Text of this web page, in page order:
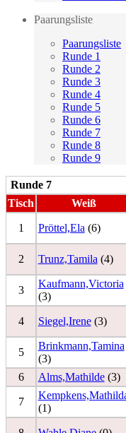
Paarungsliste
Paarungsliste
Runde 1
Runde 2
Runde 3
Runde 4
Runde 5
Runde 6
Runde 7
Runde 8
Runde 9
Runde 7
Tisch
Weiß
1 Pröttel,Ela (6)
2 Trunz,Tamila (4)
3
Kaufmann,Victoria
(3)
4 Siegel,Irene(3)
5
Brinkmann,Tamina
(3)
6 Alms,Mathilde(3)
7
(1)